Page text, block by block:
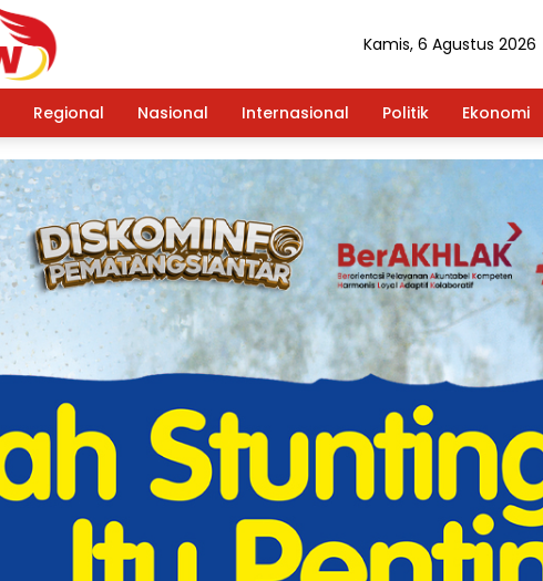
Kamis, 6 Agustus 2026
Regional Nasional Internasional Politik Ekonomi